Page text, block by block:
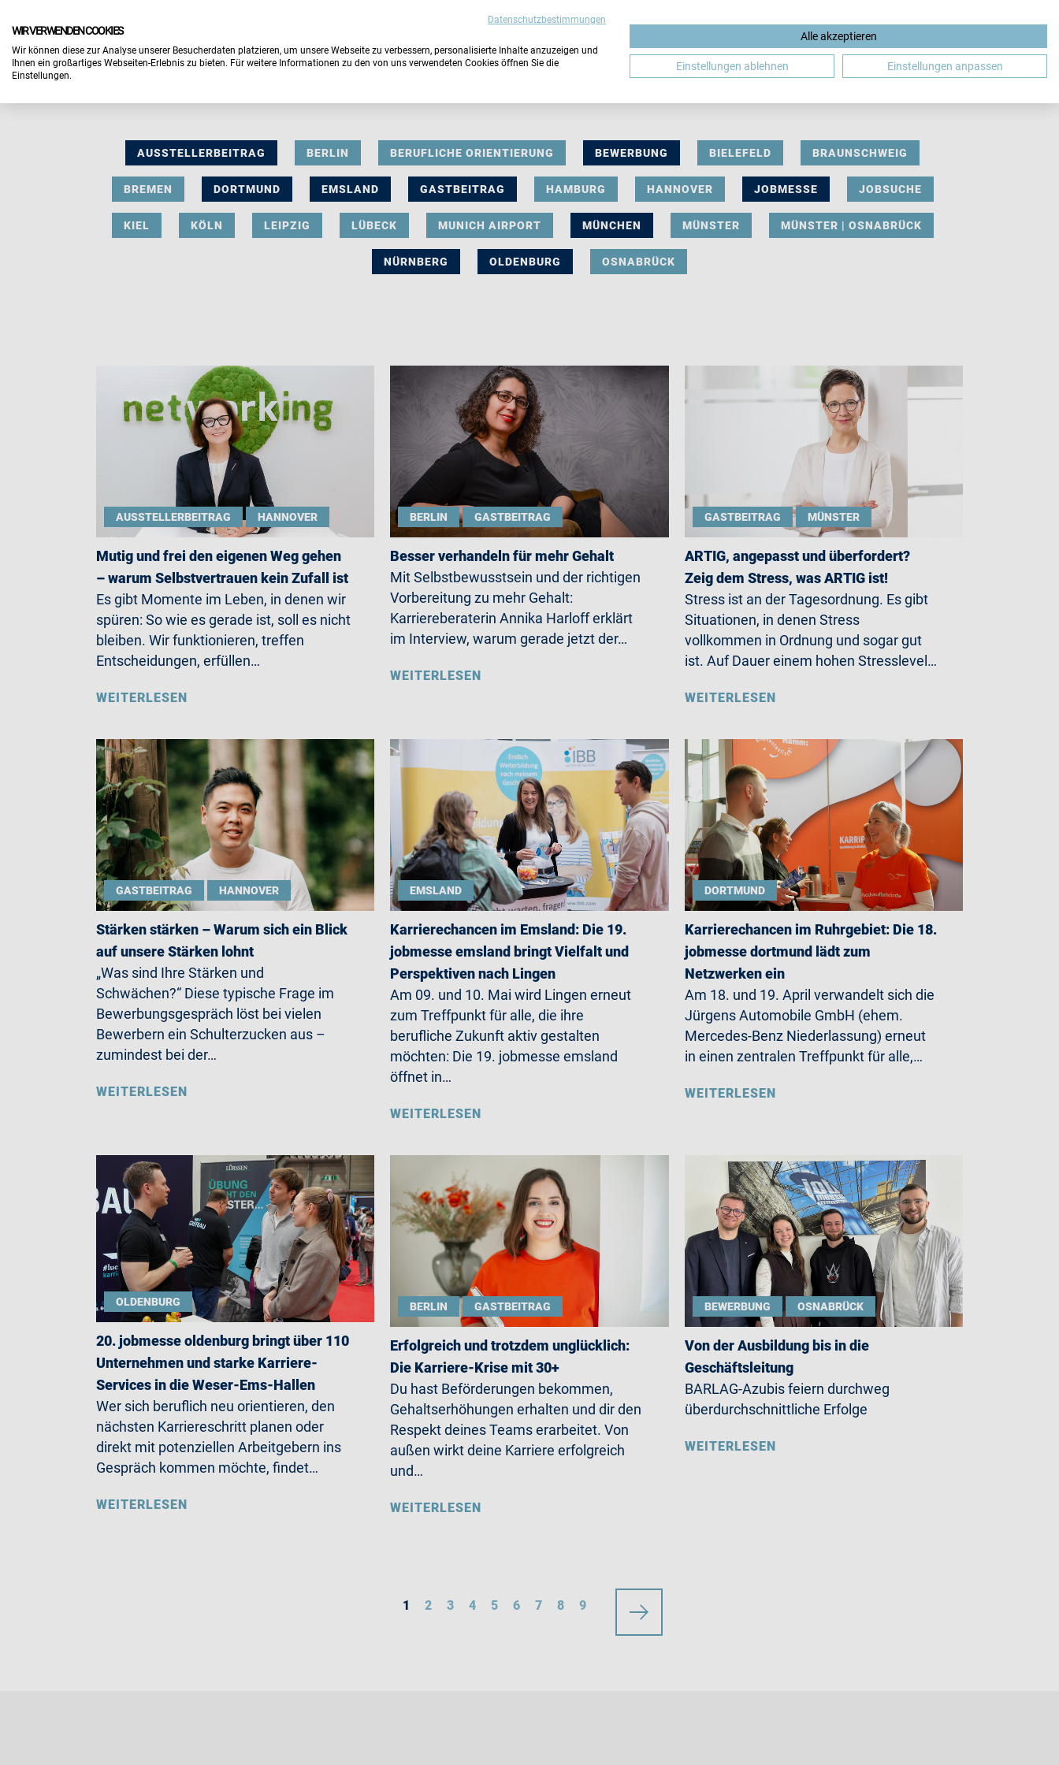
DE
AUSSTELLERBEITRAG BERLIN BERUFLICHE ORIENTIERUNG BEWERBUNG BIELEFELD BRAUNSCHWEIG
BREMEN DORTMUND EMSLAND GASTBEITRAG HAMBURG HANNOVER JOBMESSE JOBSUCHE
KIEL KÖLN LEIPZIG LÜBECK MUNICH AIRPORT MÜNCHEN MÜNSTER MÜNSTER | OSNABRÜCK
NÜRNBERG OLDENBURG OSNABRÜCK
AUSSTELLERBEITRAG HANNOVER
Mutig und frei den eigenen Weg gehen
– warum Selbstvertrauen kein Zufall ist
Es gibt Momente im Leben, in denen wir
spüren: So wie es gerade ist, soll es nicht
bleiben. Wir funktionieren, treffen
Entscheidungen, erfüllen…
WEITERLESEN
BERLIN GASTBEITRAG
Besser verhandeln für mehr Gehalt
Mit Selbstbewusstsein und der richtigen
Vorbereitung zu mehr Gehalt:
Karriereberaterin Annika Harloff erklärt
im Interview, warum gerade jetzt der…
WEITERLESEN
GASTBEITRAG MÜNSTER
ARTIG, angepasst und überfordert?
Zeig dem Stress, was ARTIG ist!
Stress ist an der Tagesordnung. Es gibt
Situationen, in denen Stress
vollkommen in Ordnung und sogar gut
ist. Auf Dauer einem hohen Stresslevel…
WEITERLESEN
GASTBEITRAG HANNOVER
Stärken stärken – Warum sich ein Blick
auf unsere Stärken lohnt
„Was sind Ihre Stärken und
Schwächen?“ Diese typische Frage im
Bewerbungsgespräch löst bei vielen
Bewerbern ein Schulterzucken aus –
zumindest bei der…
WEITERLESEN
EMSLAND
Karrierechancen im Emsland: Die 19.
jobmesse emsland bringt Vielfalt und
Perspektiven nach Lingen
Am 09. und 10. Mai wird Lingen erneut
zum Treffpunkt für alle, die ihre
berufliche Zukunft aktiv gestalten
möchten: Die 19. jobmesse emsland
öffnet in…
WEITERLESEN
DORTMUND
Karrierechancen im Ruhrgebiet: Die 18.
jobmesse dortmund lädt zum
Netzwerken ein
Am 18. und 19. April verwandelt sich die
Jürgens Automobile GmbH (ehem.
Mercedes-Benz Niederlassung) erneut
in einen zentralen Treffpunkt für alle,…
WEITERLESEN
OLDENBURG
20. jobmesse oldenburg bringt über 110
Unternehmen und starke Karriere-
Services in die Weser-Ems-Hallen
Wer sich beruflich neu orientieren, den
nächsten Karriereschritt planen oder
direkt mit potenziellen Arbeitgebern ins
Gespräch kommen möchte, findet…
WEITERLESEN
BERLIN GASTBEITRAG
Erfolgreich und trotzdem unglücklich:
Die Karriere-Krise mit 30+
Du hast Beförderungen bekommen,
Gehaltserhöhungen erhalten und dir den
Respekt deines Teams erarbeitet. Von
außen wirkt deine Karriere erfolgreich
und…
WEITERLESEN
BEWERBUNG OSNABRÜCK
Von der Ausbildung bis in die
Geschäftsleitung
BARLAG-Azubis feiern durchweg
überdurchschnittliche Erfolge
WEITERLESEN
1 2 3 4 5 6 7 8 9
Datenschutzbestimmungen
WIR VERWENDEN COOKIES
Wir können diese zur Analyse unserer Besucherdaten platzieren, um unsere Webseite zu verbessern, personalisierte Inhalte anzuzeigen und
Ihnen ein großartiges Webseiten-Erlebnis zu bieten. Für weitere Informationen zu den von uns verwendeten Cookies öffnen Sie die
Einstellungen.
Alle akzeptieren
Einstellungen ablehnen Einstellungen anpassen